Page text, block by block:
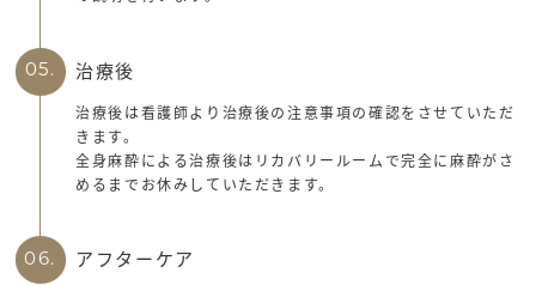
05. 治療後
治療後は看護師より治療後の注意事項の確認をさせていただ
きます。
全身麻酔による治療後はリカバリールームで完全に麻酔がさ
めるまでお休みしていただきます。
06. アフターケア